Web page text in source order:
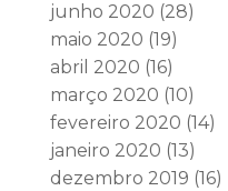
junho 2020 (28)
maio 2020 (19)
abril 2020 (16)
março 2020 (10)
fevereiro 2020 (14)
janeiro 2020 (13)
dezembro 2019 (16)